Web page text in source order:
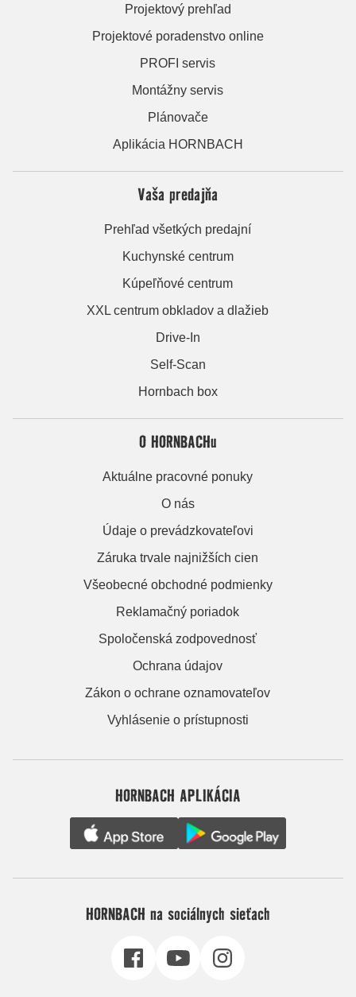
Projektový prehľad
Projektové poradenstvo online
PROFI servis
Montážny servis
Plánovače
Aplikácia HORNBACH
Vaša predajňa
Prehľad všetkých predajní
Kuchynské centrum
Kúpeľňové centrum
XXL centrum obkladov a dlažieb
Drive-In
Self-Scan
Hornbach box
O HORNBACHu
Aktuálne pracovné ponuky
O nás
Údaje o prevádzkovateľovi
Záruka trvale najnižších cien
Všeobecné obchodné podmienky
Reklamačný poriadok
Spoločenská zodpovednosť
Ochrana údajov
Zákon o ochrane oznamovateľov
Vyhlásenie o prístupnosti
HORNBACH APLIKÁCIA
HORNBACH na sociálnych sieťach